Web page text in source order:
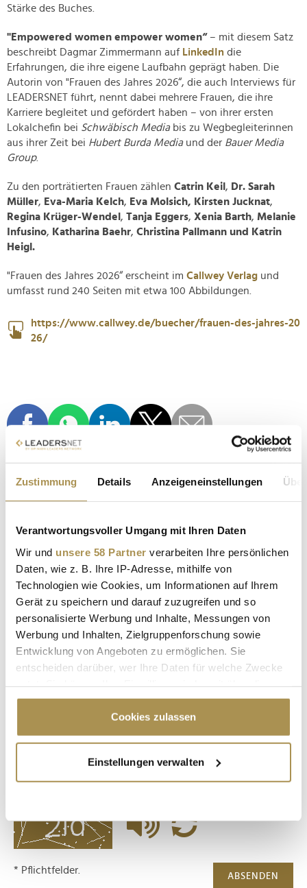
Zustimmung Details Anzeigeneinstellungen
Verantwortungsvoller Umgang mit Ihren Daten
Wir und unsere 58 Partner verarbeiten Ihre persönlichen
Daten, wie z. B. Ihre IP-Adresse, mithilfe von
Technologien wie Cookies, um Informationen auf Ihrem
Gerät zu speichern und darauf zuzugreifen und so
personalisierte Werbung und Inhalte, Messungen von
Werbung und Inhalten, Zielgruppenforschung sowie
Entwicklung von Angeboten zu ermöglichen. Sie
entscheiden darüber, wer Ihre Daten für welche Zwecke
Cookie-Erklärung oder durch Klicken auf das Privacy
Trigger Symbol ändern oder widerrufen
Informationen über Ihre geografische Lage
erfassen, welche bis auf einige Meter genau sein
bestimmten Merkmalen (Fingerprinting) identifizieren
verarbeitet werden, und legen Sie Ihre Präferenzen im
Cookies zulassen
Einstellungen verwalten
Stärke des Buches.
"Empowered women empower women“ – mit diesem Satz
beschreibt Dagmar Zimmermann auf LinkedIn die
Erfahrungen, die ihre eigene Laufbahn geprägt haben. Die
Autorin von "Frauen des Jahres 2026“, die auch Interviews für
LEADERSNET führt, nennt dabei mehrere Frauen, die ihre
Karriere begleitet und gefördert haben – von ihrer ersten
Lokalchefin bei Schwäbisch Mediabis zu Wegbegleiterinnen
aus ihrer Zeit bei Hubert Burda Mediaund der Bauer Media
Group.
Zu den porträtierten Frauen zählen Catrin Keil , Dr. Sarah
Müller, Eva-Maria Kelch, Eva Molsich, Kirsten Jucknat,
Regina Krüger-Wendel , Tanja Eggers, Xenia Barth, Melanie
Infusino, Katharina Baehr, Christina Pallmann und Katrin
Heigl.
"Frauen des Jahres 2026“ erscheint im Callwey Verlag und
umfasst rund 240 Seiten mit etwa 100 Abbildungen.
https://www.callwey.de/buecher/frauen-des-jahres-20
26/
Kommentar veröffentlichen
Autor:
Kommentar:*
Sicherheitscode bestätigen:*
ABSENDEN
* Pflichtfelder.